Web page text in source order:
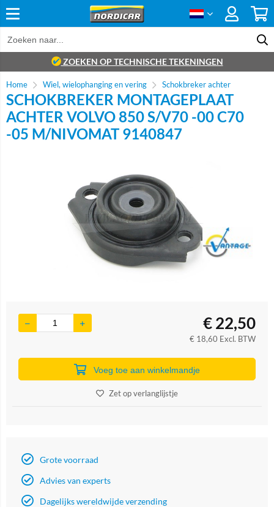
ZOEKEN OP TECHNISCHE TEKENINGEN
Home Wiel, wielophanging en vering Schokbreker achter
SCHOKBREKER MONTAGEPLAAT
ACHTER VOLVO 850 S/V70 -00 C70
-05 M/NIVOMAT 9140847
Brand
€22,50
€ 18,60 Excl. BTW
Voeg toe aan winkelmandje
Zet op verlanglijstje
Grote voorraad
Advies van experts
Dagelijks wereldwijde verzending